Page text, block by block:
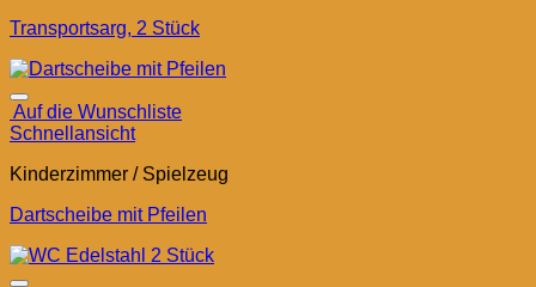
Transportsarg, 2 Stück
Auf die Wunschliste
Schnellansicht
Kinderzimmer / Spielzeug
Dartscheibe mit Pfeilen